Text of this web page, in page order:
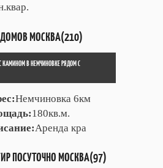
МОСКВА(210)
КАМИНОМ В НЕМЧИНОВКЕ РЯДОМ С
Немчиновка 6км
180кв.м.
Аренда кра
ПОСУТОЧНО МОСКВА(97)